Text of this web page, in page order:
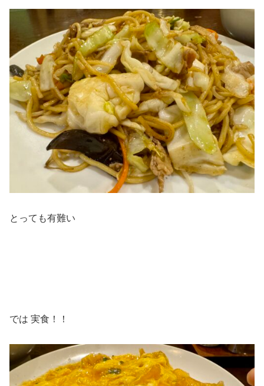
とっても有難い
では 実食！！